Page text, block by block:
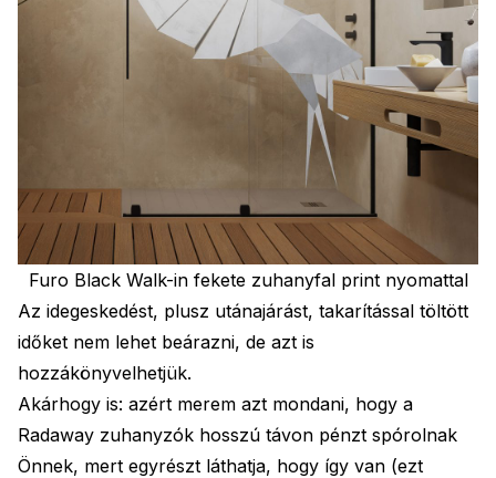
Furo Black Walk-in fekete zuhanyfal print nyomattal
Az idegeskedést, plusz utánajárást, takarítással töltött
időket nem lehet beárazni, de azt is
hozzákönyvelhetjük.
Akárhogy is: azért merem azt mondani, hogy a
Radaway zuhanyzók hosszú távon pénzt spórolnak
Önnek, mert egyrészt láthatja, hogy így van (ezt